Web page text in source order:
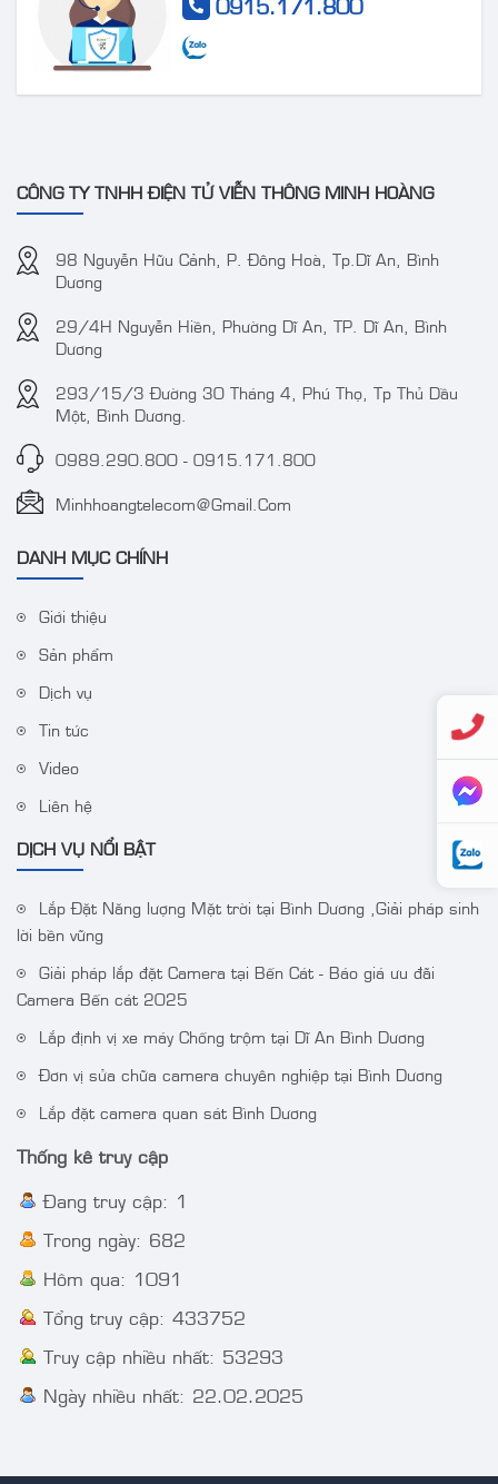
thân trụ thế hệ 2 4MP
VT-2CD3BG-DC
Camera IP 4MP
IPC-HDW2449T-S-PRO
(kbt)
Camera TVT TD-
Water-proof Bullet
Camera IP Colorvu 2MP
HIKVISION DS-
2CD1027G0-LUF
J142I/NKS424W03H
Camera IP AcuSense
VT-2CD3BG-DC
ColorVu Audio Fixed
Turret Camera
CÔNG TY TNHH ĐIỆN TỬ VIỄN THÔNG MINH HOÀNG
98 Nguyễn Hữu Cảnh, P. Đông Hoà, Tp.Dĩ An, Bình
Dương
29/4H Nguyễn Hiền, Phường Dĩ An, TP. Dĩ An, Bình
Dương
293/15/3 Đường 30 Tháng 4, Phú Thọ, Tp Thủ Dầu
Một, Bình Dương.
0989.290.800 - 0915.171.800
Minhhoangtelecom@gmail.com
DANH MỤC CHÍNH
Giới thiệu
Sản phẩm
Dịch vụ
Tin tức
Video
Liên hệ
DỊCH VỤ NỔI BẬT
Lắp Đặt Năng lượng Mặt trời tại Bình Dương ,Giải pháp sinh
lời bền vững
Giải pháp lắp đặt Camera tại Bến Cát - Báo giá ưu đãi
Camera Bến cát 2025
Lắp định vị xe máy Chống trộm tại Dĩ An Bình Dương
Đơn vị sửa chữa camera chuyên nghiệp tại Bình Dương
Lắp đặt camera quan sát Bình Dương
Thống kê truy cập
Đang truy cập: 1
Trong ngày: 682
Hôm qua: 1091
Tổng truy cập: 433752
Truy cập nhiều nhất: 53293
Ngày nhiều nhất: 22.02.2025